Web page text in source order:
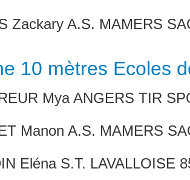
Zackary A.S. MAMERS
10 mètres Ecoles
Mya ANGERS TIR
Manon A.S. MAMERS
Eléna S.T. LAVALLOISE